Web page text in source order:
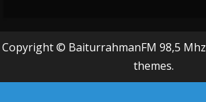
Copyright © BaiturrahmanFM 98,5 Mhz
themes.